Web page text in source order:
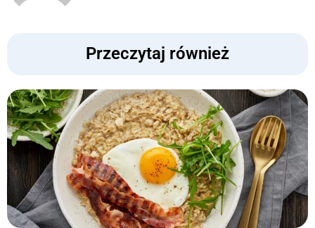
Przeczytaj również